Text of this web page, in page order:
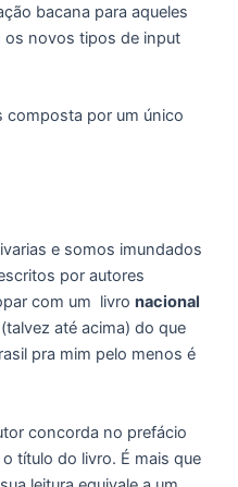
bacana para aqueles
os novos tipos de input
composta por um único
e somos imundados
por autores
com um livro nacional
até acima) do que
pra mim pelo menos é
concorda no prefácio
título do livro. É mais que